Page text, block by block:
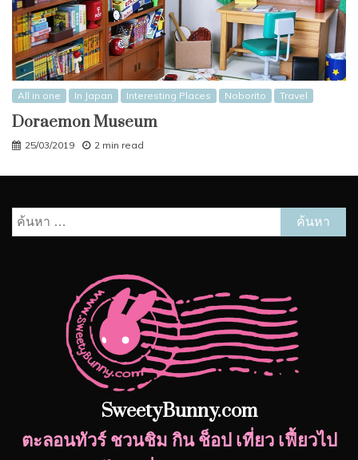
All in one In Japan Interesting Places Noborito Travel
Doraemon Museum
25/03/2019 2 min read
ค้นหา
สำหรับ:
SweetyBunny.com
ตะลอนทัวร์ ชวนชิม กิน ช็อป เที่ยว เฟี้ยวไป